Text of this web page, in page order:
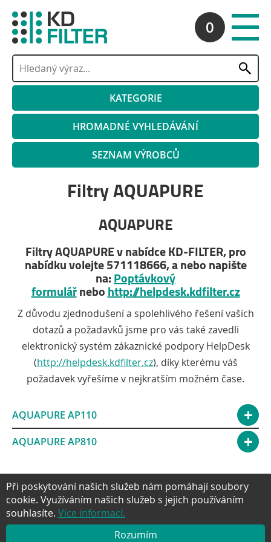
0
KATEGORIE
HROMADNÉ VYHLEDÁVÁNÍ
SEZNAM VÝROBCŮ
Filtry AQUAPURE
AQUAPURE
Filtry AQUAPURE v nabídce KD-FILTER, pro
nabídku volejte 571118666, a nebo napište
na: Poptávkový
formulářnebo http://helpdesk.kdfilter.cz
Z důvodu zjednodušení a spolehlivého řešení vašich
dotazů a požadavků jsme pro vás také zavedli
elektronický systém zákaznické podpory HelpDesk
(http://helpdesk.kdfilter.cz), díky kterému váš
požadavek vyřešíme v nejkratším možném čase.
AQUAPURE AP110
AQUAPURE AP810
NAHORU
Při poskytování našich služeb nám pomáhají soubory
cookie. Využíváním našich služeb s jejich používáním
souhlasíte. Více informací.
Rozumím